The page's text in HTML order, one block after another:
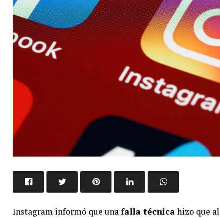
Instagram informó que unafalla técnicahizo que